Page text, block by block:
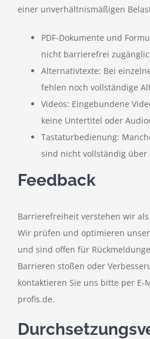
einer unverhältnismäßigen
PDF-Dokumente und
nicht barrierefrei
Alternativtexte: Bei
fehlen noch vollständige
Videos: Eingebundene
keine Untertitel oder
Tastaturbedienung:
sind nicht vollständig
Feedback
Barrierefreiheit verstehen wir
Wir prüfen und optimieren
und sind offen für
Barrieren stoßen oder
kontaktieren Sie uns bitte per E-
profis.de.